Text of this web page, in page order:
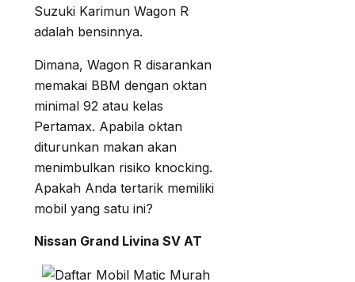
Suzuki Karimun Wagon R
adalah bensinnya.
Dimana, Wagon R disarankan
memakai BBM dengan oktan
minimal 92 atau kelas
Pertamax. Apabila oktan
diturunkan makan akan
menimbulkan risiko knocking.
Apakah Anda tertarik memiliki
mobil yang satu ini?
Nissan Grand Livina SV AT